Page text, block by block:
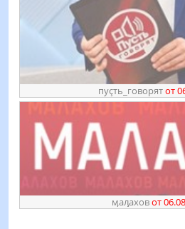
пуҫть_говорятот
ӎаԓаховот